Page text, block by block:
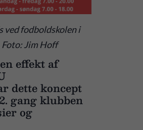
ved fodboldskolen i
Foto: Jim Hoff
effekt af
dette koncept
gang klubben
og